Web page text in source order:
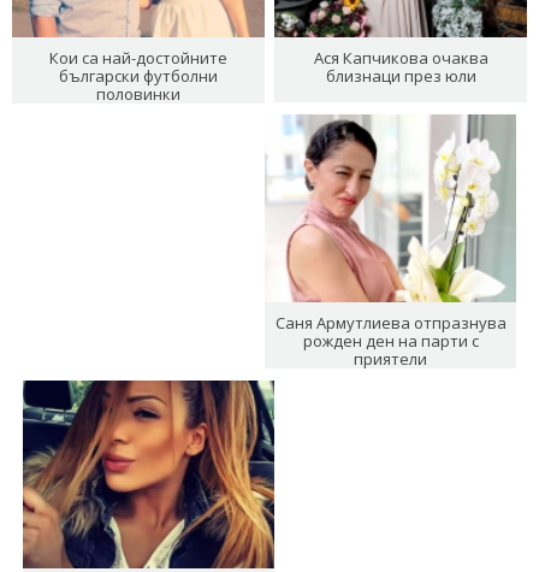
Кои са най-достойните
български футболни
половинки
Ася Капчикова очаква
близнаци през юли
Саня Армутлиева отпразнува
рожден ден на парти с
приятели